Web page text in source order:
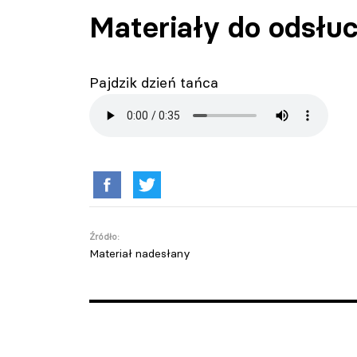
Materiały do
Pajdzik dzień tańca
Źródło:
Materiał nadesłany